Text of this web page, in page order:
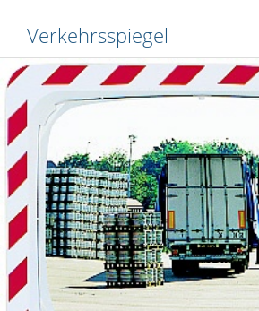
Verkehrsspiegel